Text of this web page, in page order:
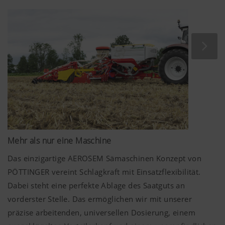
Land (layer)
und
Sprache
(lang)
Speichert die
vom Nutzer
gewählte Land-
und
Sprachauswahl.
Monate
Analyse und Statistik
Wir möchten uns ständig hinsichtlich
vielfältigen Scharsysteme gewährleisten unter nahezu
allen Bedingungen eine saubere Saatrille für eine
perfekte Kornablage.
Mehr als nur eine Maschine
Das einzigartige AEROSEM Sämaschinen Konzept von
PÖTTINGER vereint Schlagkraft mit Einsatzflexibilität.
Dabei steht eine perfekte Ablage des Saatguts an
vorderster Stelle. Das ermöglichen wir mit unserer
präzise arbeitenden, universellen Dosierung, einem